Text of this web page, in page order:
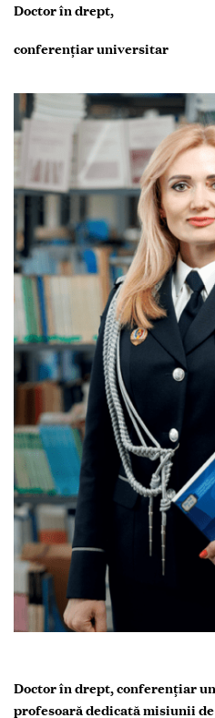
Doctor în drept,
conferențiar universitar
Doctor în drept, conferențiar
profesoară dedicată misiunii